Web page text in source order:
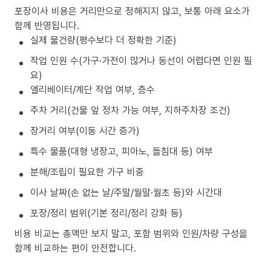
포장이사 비용은 거리만으로 정해지지 않고, 보통 아래 요소가
함께 반영됩니다.
실제 물건량(평수보다 더 정확한 기준)
작업 인원 수(가구·가전이 많거나 동선이 어렵다면 인원 필
요)
엘리베이터/계단 작업 여부, 층수
주차 거리(건물 앞 정차 가능 여부, 지하주차장 조건)
장거리 여부(이동 시간 증가)
특수 물품(대형 냉장고, 피아노, 돌침대 등) 여부
분해/조립이 필요한 가구 비중
이사 날짜(손 없는 날/주말/월말·월초 등)와 시간대
포장/정리 범위(기본 정리/정리 강화 등)
비용 비교는 총액만 보지 말고, 포함 범위와 인원/차량 구성을
함께 비교하는 편이 안전합니다.